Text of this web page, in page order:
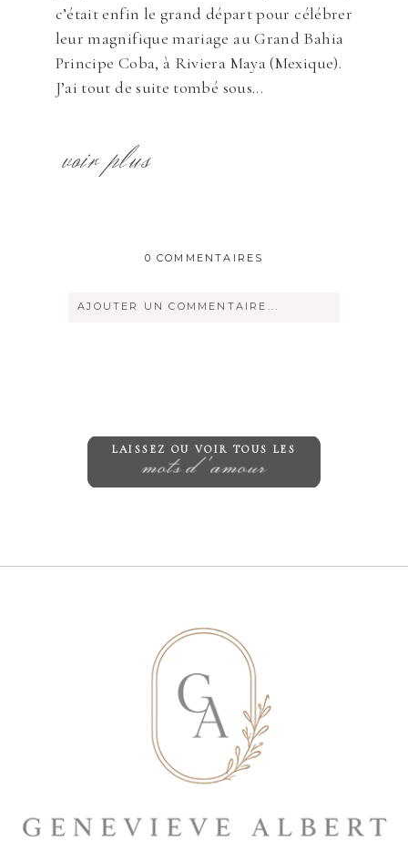
c’était enfin le grand départ pour célébrer
leur magnifique mariage au Grand Bahia
Principe Coba, à Riviera Maya (Mexique).
J’ai tout de suite tombé sous...
voir plus
0 COMMENTAIRES
AJOUTER UN COMMENTAIRE...
mots d'amour
LAISSEZ OU VOIR TOUS LES